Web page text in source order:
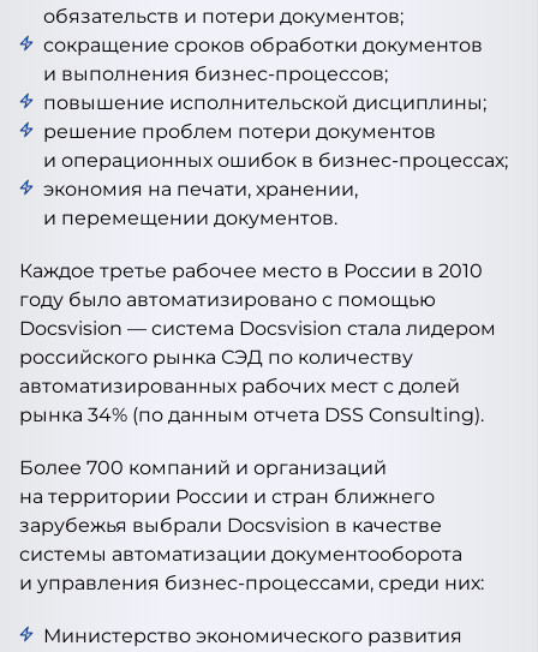
обязательств и потери документов;
сокращение сроков обработки документов
и выполнения бизнес-процессов;
повышение исполнительской дисциплины;
решение проблем потери документов
и операционных ошибок в бизнес-процессах;
экономия на печати, хранении,
и перемещении документов.
Каждое третье рабочее место в России в 2010
году было автоматизировано с помощью
Docsvision — система Docsvision стала лидером
российского рынка СЭД по количеству
автоматизированных рабочих мест с долей
рынка 34% (по данным отчета DSS Consulting).
Более 700 компаний и организаций
на территории России и стран ближнего
зарубежья выбрали Docsvision в качестве
системы автоматизации документооборота
и управления бизнес-процессами, среди них:
Министерство экономического развития